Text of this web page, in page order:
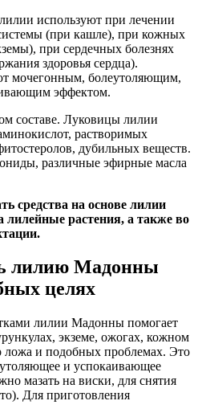
используют при лечении
(при кашле), при кожных
при сердечных болезнях
здоровья сердца).
мочегонным, болеутоляющим,
эффектом.
составе. Луковицы лилии
растворимых
дубильных веществ.
различные эфирные масла
средства на основе лилии
растения, а также во
лилию Мадонны
целях
лилии Мадонны помогает
экземе, ожогах, кожном
ложа и подобных проблемах. Это
и успокаивающее
мазать на виски, для снятия
Для приготовления